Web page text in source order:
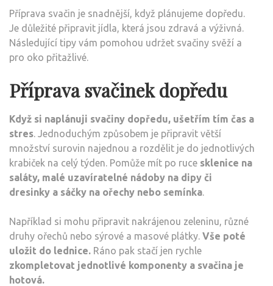
Příprava svačin je snadnější, když plánujeme dopředu.
Je důležité připravit jídla, která jsou zdravá a výživná.
Následující tipy vám pomohou udržet svačiny svěží a
pro oko přitažlivé.
Příprava svačinek dopředu
Když si naplánuji svačiny dopředu, ušetřím tím čas a
stres. Jednoduchým způsobem je připravit větší
množství surovin najednou a rozdělit je do jednotlivých
krabiček na celý týden. Pomůže mít po ruce sklenice na
saláty, malé uzavíratelné nádoby na dipy či
dresinky a sáčky na ořechy nebo semínka.
Například si mohu připravit nakrájenou zeleninu, různé
druhy ořechů nebo sýrové a masové plátky. Vše poté
uložit do lednice. Ráno pak stačí jen rychle
zkompletovat jednotlivé komponenty a svačina je
hotová.